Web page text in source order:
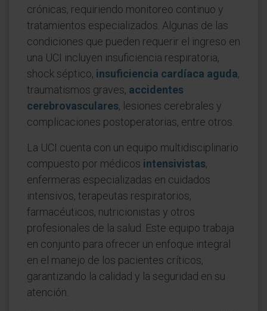
crónicas, requiriendo monitoreo continuo y
tratamientos especializados. Algunas de las
condiciones que pueden requerir el ingreso en
una UCI incluyen insuficiencia respiratoria,
shock séptico, insuficiencia cardíaca aguda,
traumatismos graves, accidentes
cerebrovasculares, lesiones cerebrales y
complicaciones postoperatorias, entre otros.
La UCI cuenta con un equipo multidisciplinario
compuesto por médicos intensivistas,
enfermeras especializadas en cuidados
intensivos, terapeutas respiratorios,
farmacéuticos, nutricionistas y otros
profesionales de la salud. Este equipo trabaja
en conjunto para ofrecer un enfoque integral
en el manejo de los pacientes críticos,
garantizando la calidad y la seguridad en su
atención.